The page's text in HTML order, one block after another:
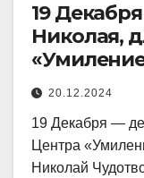
19
Николая,
праздник.
20.12.2024
19 Декабря —
Центра
Николай